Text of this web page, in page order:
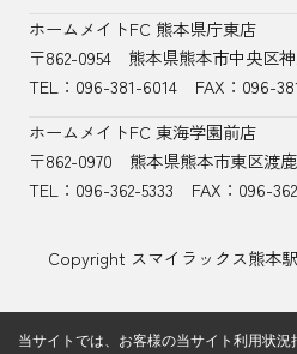
ホームメイトFC 熊本県庁東店
〒862-0954
熊本県熊本市中央区
TEL：096-381-6014
FAX：096-
ホームメイトFC 東海学園前店
〒862-0970
熊本県熊本市東区渡
TEL： 096-362-5333 FAX：096-
Copyright スマイラックス熊本
当サイトでは、お客様の当サイト利用状